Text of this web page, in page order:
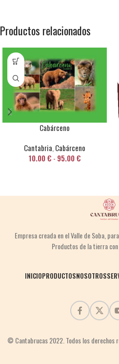
Productos relacionados
Cabárceno
Cantabria, Cabárceno
10.00€ - 95.00€
Empresa creada en el Valle de Soba,
Productos de la tierra
INICIOPRODUCTOSNOSOTROS
© Cantabrucas 2022. Todos los derechos